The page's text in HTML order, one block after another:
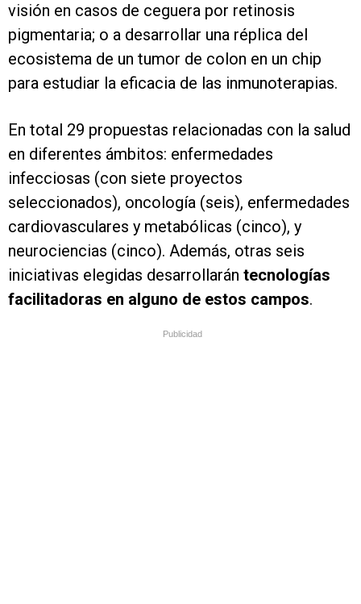
visión en casos de ceguera por retinosis
pigmentaria; o a desarrollar una réplica del
ecosistema de un tumor de colon en un chip
para estudiar la eficacia de las inmunoterapias.
En total 29 propuestas relacionadas con la salud
en diferentes ámbitos: enfermedades
infecciosas (con siete proyectos
seleccionados), oncología (seis), enfermedades
cardiovasculares y metabólicas (cinco), y
neurociencias (cinco). Además, otras seis
iniciativas elegidas desarrollarán tecnologías
facilitadoras en alguno de estos campos.
Publicidad